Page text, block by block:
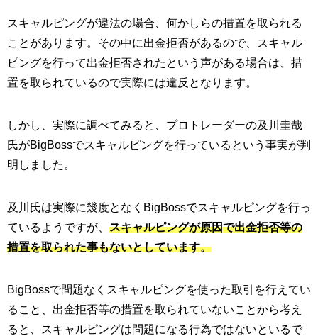
スキャルピングが違法の場合、何かしらの措置を取られる
ことがあります。その中に出金拒否があるので、スキャル
ピングを行って出金拒否されたという声がある場合は、措
置を取られているので実際には違反となります。
しかし、実際に調べてみると、プロトレーダーの及川圭哉
氏がBigBossでスキャルピングを行っているという事実が判
明しました。
及川氏は実際に幾度となくBigBossでスキャルピングを行っ
ているようですが、 スキャルピングが原因で出金拒否等の
措置を取られた事もないとしています。
BigBossで問題なくスキャルピングを使った取引を行えてい
ること、出金拒否等の措置を取られていないことから考え
ると、スキャルピングは問題になる行為ではないといるで